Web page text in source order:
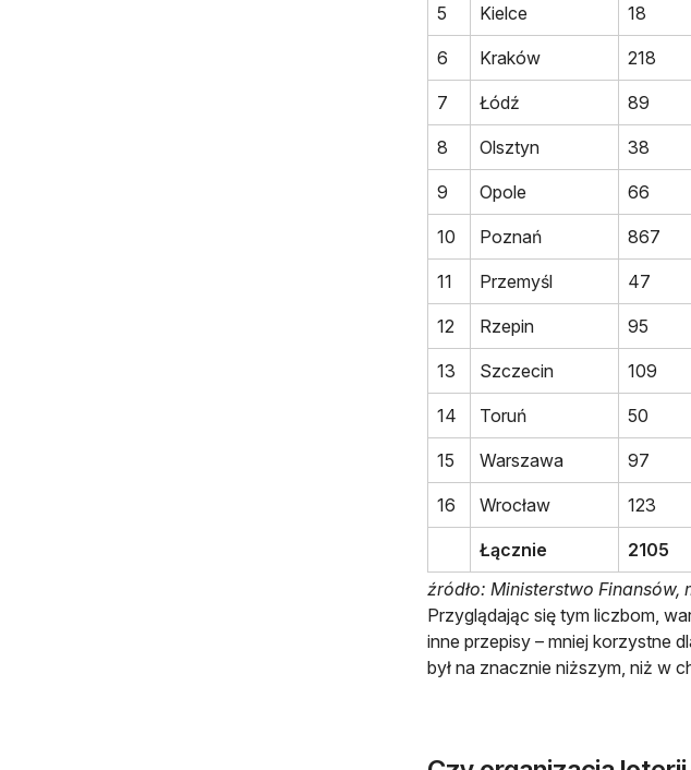
5 Kielce 18
6 Kraków 218
7 Łódź 89
8 Olsztyn 38
9 Opole 66
10 Poznań 867
11 Przemyśl 47
12 Rzepin 95
13 Szczecin 109
14 Toruń 50
15 Warszawa 97
16 Wrocław 123
Łącznie 2105
źródło: Ministerstwo Finansów,
Przyglądając się tym liczbom,
inne przepisy – mniej korzystne
był na znacznie niższym, niż w